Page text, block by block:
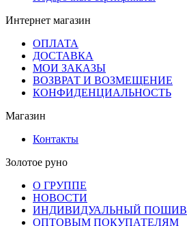
Интернет магазин
ОПЛАТА
ДОСТАВКА
МОИ ЗАКАЗЫ
ВОЗВРАТ И ВОЗМЕЩЕНИЕ
КОНФИДЕНЦИАЛЬНОСТЬ
Магазин
Контакты
Золотое руно
О ГРУППЕ
НОВОСТИ
ИНДИВИДУАЛЬНЫЙ ПОШИВ
ОПТОВЫМ ПОКУПАТЕЛЯМ